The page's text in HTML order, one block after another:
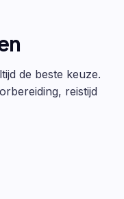
de beste keuze.
reistijd